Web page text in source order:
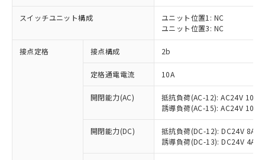
スイッチユニット構成
ユニット位置1: NC
ユニット位置3: NC
接点定格 接点構成 2b
定格通電電流 10A
開閉能力(AC)
抵抗負荷(AC-12): AC24V 10A/
誘導負荷(AC-15): AC24V
開閉能力(DC)
抵抗負荷(DC-12): DC24V 8A/
誘導負荷(DC-13): DC24V 4A/
※1 対応状況
対応済み：EU RoHS指令（10物質）の
非含有に対応した製品が提供可能な商品で
対応予定：EU RoHS指令（10物質）の非含
有に対応した製品に切り替える予定のある